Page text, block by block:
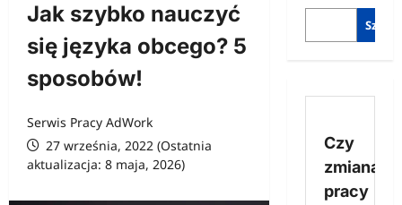
Jak szybko nauczyć
się języka obcego? 5
sposobów!
Serwis Pracy AdWork
27 września, 2022 (Ostatnia
aktualizacja: 8 maja, 2026)
Szukaj
Czy
zmiana
pracy